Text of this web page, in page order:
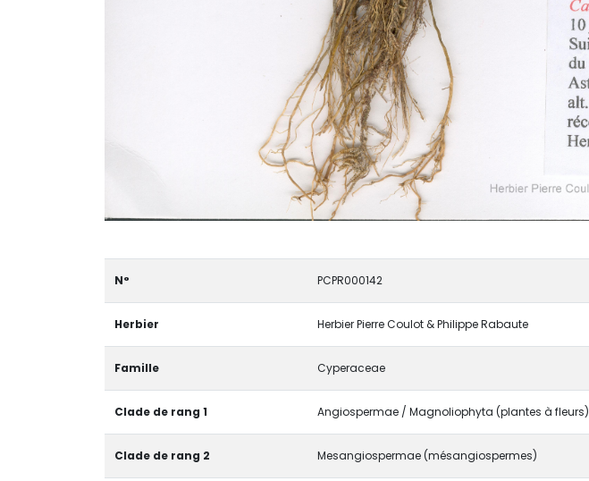
N° PCPR000142
Herbier Herbier Pierre Coulot & Philippe Rabaute
Famille Cyperaceae
Clade de rang 1 Angiospermae / Magnoliophyta (plantes à fleurs)
Clade de rang 2 Mesangiospermae (mésangiospermes)